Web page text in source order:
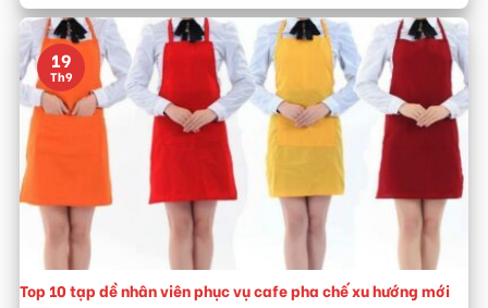
Top 10 tạp dề nhân viên phục vụ cafe pha chế xu hướng mới
19
Th9